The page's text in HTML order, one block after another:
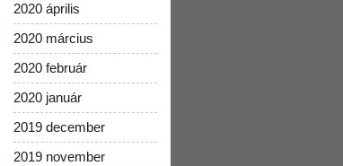
2020 április
2020 március
2020 február
2020 január
2019 december
2019 november